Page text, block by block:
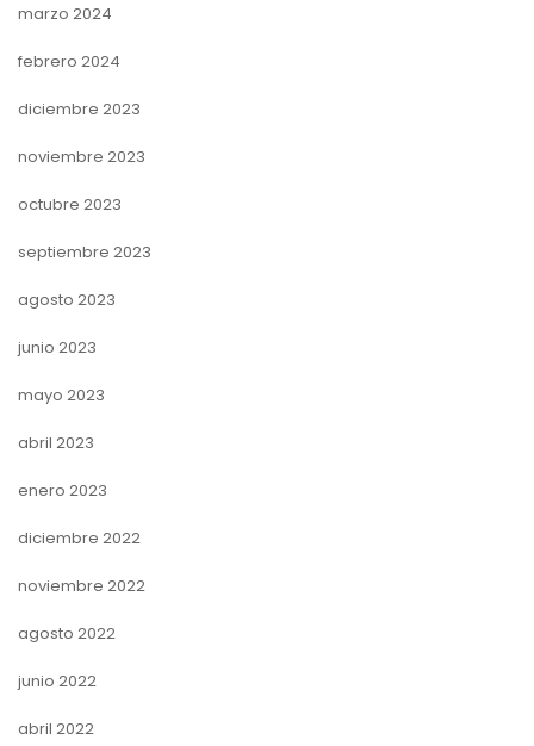
marzo 2024
febrero 2024
diciembre 2023
noviembre 2023
octubre 2023
septiembre 2023
agosto 2023
junio 2023
mayo 2023
abril 2023
enero 2023
diciembre 2022
noviembre 2022
agosto 2022
junio 2022
abril 2022